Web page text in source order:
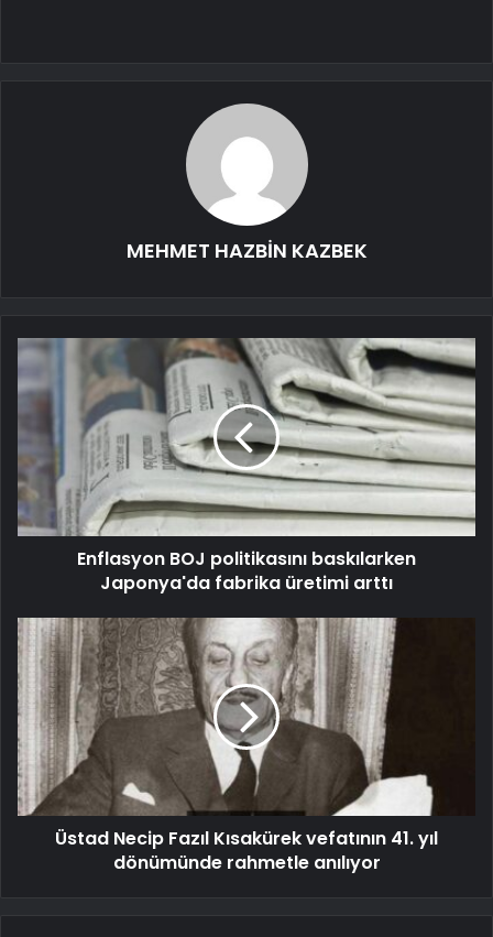
MEHMET HAZBİN KAZBEK
Enflasyon BOJ politikasını baskılarken
Japonya'da fabrika üretimi arttı
Üstad Necip Fazıl Kısakürek vefatının 41. yıl
dönümünde rahmetle anılıyor